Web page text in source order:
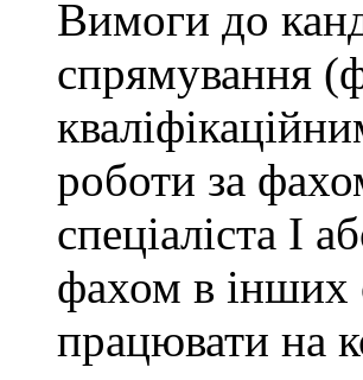
Вимоги до
спрямування
роботи за
спеціаліста І
фахом в інших
працювати на